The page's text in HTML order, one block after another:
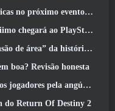
Aftershock do Apex Legends
E a Epic Games Store nos lançamentos
do RuneScape é lançada hoje
boa? Revisão honesta
por “convites nefastos” no Warframe
do Return Of Destiny 2